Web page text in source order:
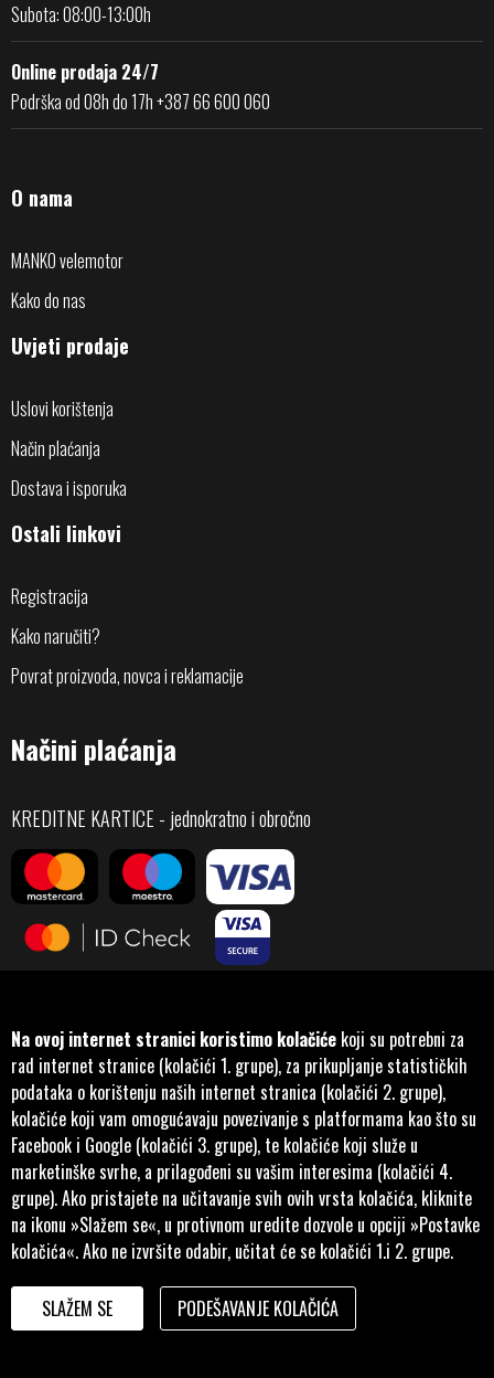
Subota: 08:00-13:00h
Online prodaja 24/7
Podrška od 08h do 17h +387 66 600 060
O nama
MANKO velemotor
Kako do nas
Uvjeti prodaje
Uslovi korištenja
Način plaćanja
Dostava i isporuka
Ostali linkovi
Registracija
Kako naručiti?
Povrat proizvoda, novca i reklamacije
Načini plaćanja
KREDITNE KARTICE - jednokratno i obročno
Na ovoj internet stranici koristimo kolačiće koji su potrebni za
rad internet stranice (kolačići 1. grupe), za prikupljanje statističkih
podataka o korištenju naših internet stranica (kolačići 2. grupe),
kolačiće koji vam omogućavaju povezivanje s platformama kao što su
Facebook i Google (kolačići 3. grupe), te kolačiće koji služe u
marketinške svrhe, a prilagođeni su vašim interesima (kolačići 4.
grupe). Ako pristajete na učitavanje svih ovih vrsta kolačića, kliknite
na ikonu »Slažem se«, u protivnom uredite dozvole u opciji »Postavke
kolačića«. Ako ne izvršite odabir, učitat će se kolačići 1.i 2. grupe.
SLAŽEM SE PODEŠAVANJE KOLAČIĆA
Pratite nas na društvenim
mrežama
Developed byID-
1990. - 2026. © MANKO VELEMOTOR d.o.o.